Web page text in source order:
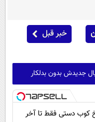
خبر قبل
جدیدش بدون بدلکار
کوب دستی فقط تا آخر